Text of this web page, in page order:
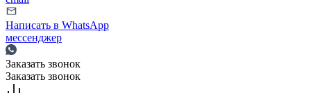
Написать в WhatsApp
мессенджер
Заказать звонок
Заказать звонок